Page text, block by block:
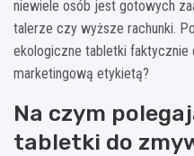
niewiele osób jest gotowych
talerze czy wyższe rachunki.
ekologiczne tabletki faktycznie
marketingową etykietą?
Na czym
tabletki do